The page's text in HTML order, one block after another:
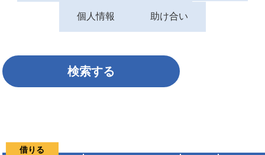
個人情報 助け合い
借りる